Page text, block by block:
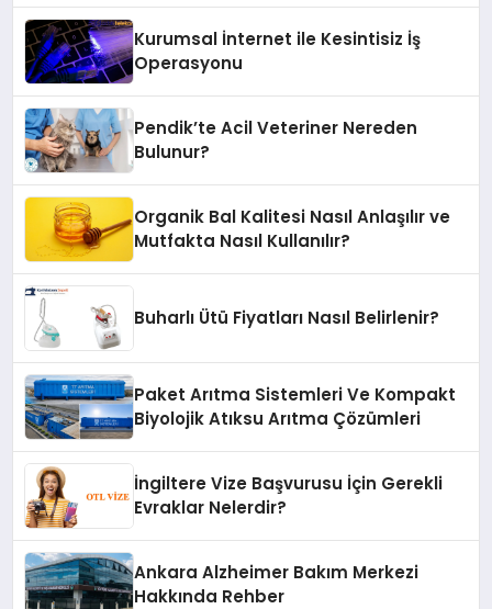
Kurumsal İnternet ile Kesintisiz İş
Operasyonu
Pendik’te Acil Veteriner Nereden
Bulunur?
Organik Bal Kalitesi Nasıl Anlaşılır ve
Mutfakta Nasıl Kullanılır?
Buharlı Ütü Fiyatları Nasıl Belirlenir?
Paket Arıtma Sistemleri Ve Kompakt
Biyolojik Atıksu Arıtma Çözümleri
İngiltere Vize Başvurusu İçin Gerekli
Evraklar Nelerdir?
Ankara Alzheimer Bakım Merkezi
Hakkında Rehber